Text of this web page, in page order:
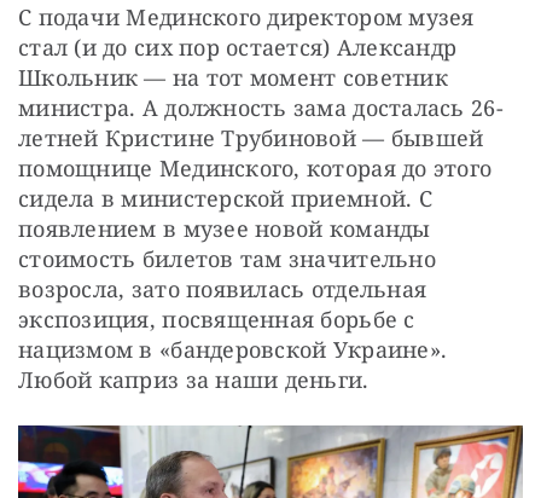
С подачи Мединского директором музея
стал (и до сих пор остается) Александр
Школьник — на тот момент советник
министра. А должность зама досталась 26-
летней Кристине Трубиновой — бывшей
помощнице Мединского, которая до этого
сидела в министерской приемной. С
появлением в музее новой команды
стоимость билетов там значительно
возросла, зато появилась отдельная
экспозиция, посвященная борьбе с
нацизмом в «бандеровской Украине».
Любой каприз за наши деньги.